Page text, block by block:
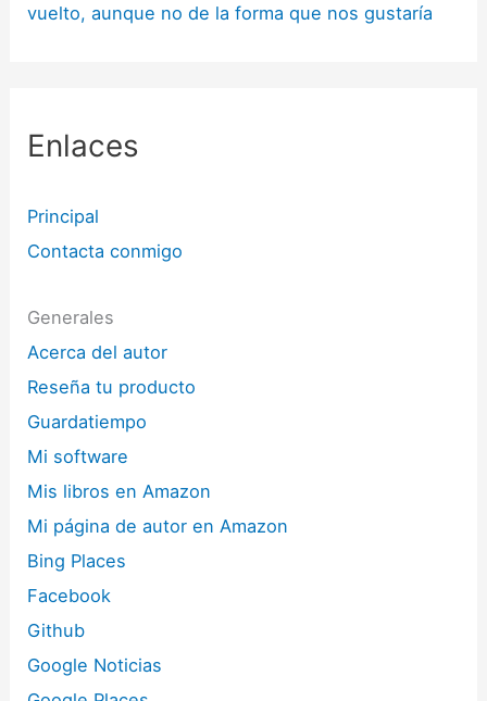
vuelto, aunque no de la forma que nos gustaría
Enlaces
Principal
Contacta conmigo
Generales
Acerca del autor
Reseña tu producto
Guardatiempo
Mi software
Mis libros en Amazon
Mi página de autor en Amazon
Bing Places
Facebook
Github
Google Noticias